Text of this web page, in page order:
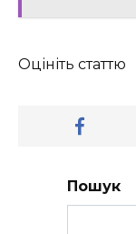
Оцініть статтю
Пошук